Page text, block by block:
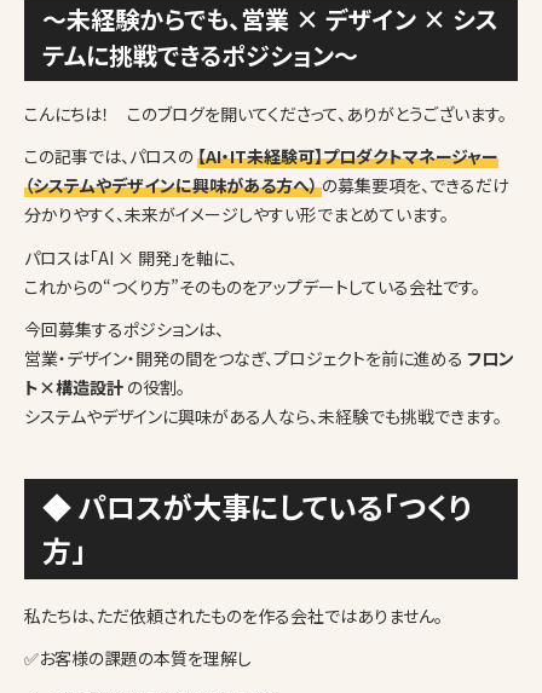
～未経験からでも、営業 × デザイン × シス
テムに挑戦できるポジション～
こんにちは！ このブログを開いてくださって、ありがとうございます。
この記事では、パロスの【AI・IT未経験可】プロダクトマネージャー
（システムやデザインに興味がある方へ） の募集要項を、できるだけ
分かりやすく、未来がイメージしやすい形でまとめています。
パロスは「AI × 開発」を軸に、
これからの“つくり方”そのものをアップデートしている会社です。
今回募集するポジションは、
営業・デザイン・開発の間をつなぎ、プロジェクトを前に進める フロン
ト×構造設計 の役割。
システムやデザインに興味がある人なら、未経験でも挑戦できます。
◆ パロスが大事にしている「つくり
方」
私たちは、ただ依頼されたものを作る会社ではありません。
✅お客様の課題の本質を理解し